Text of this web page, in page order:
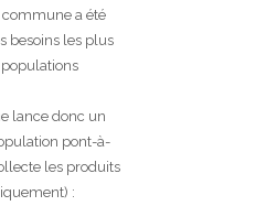
a été
besoins les plus
lance donc un
pont-à-
les produits
: